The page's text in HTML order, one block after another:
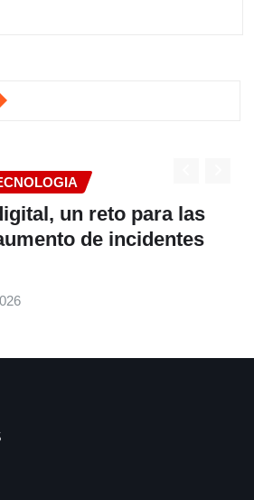
fortalece la
escolar y promueve
junto al Programa
y Nestlé